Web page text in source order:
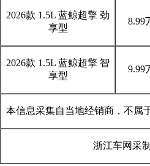
2026款 1.5L 蓝鲸超擎 劲
享型
8.99
2026款 1.5L 蓝鲸超擎 智
享型
9.99
本信息采集自当地经销商，不属
浙江车网采